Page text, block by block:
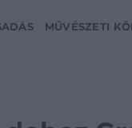
MŰVÉSZETI